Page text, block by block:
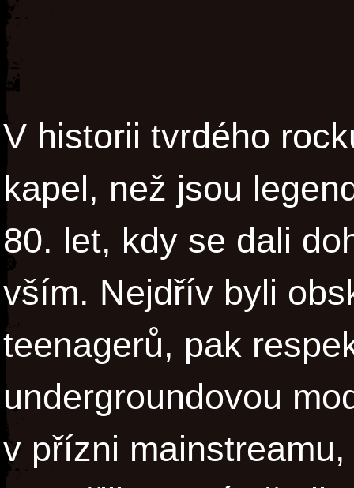
V historii tvrdého
kapel, než jsou
80. let, kdy se dali
vším. Nejdřív byli
teenagerů, pak
undergroundovou
v přízni